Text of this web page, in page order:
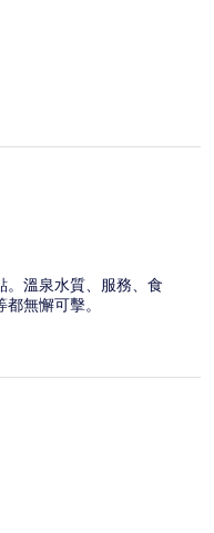
。溫泉水質、服務、食
無懈可擊。